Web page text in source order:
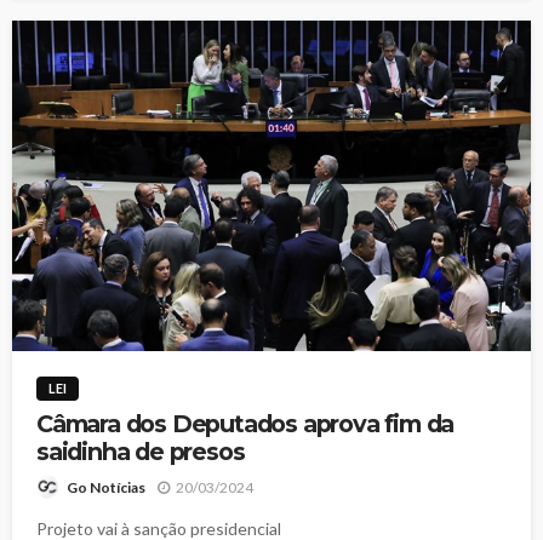
LEI
Câmara dos Deputados aprova fim da
saidinha de presos
Go Notícias 20/03/2024
Projeto vai à sanção presidencial